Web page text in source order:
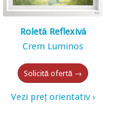
Roletă Reflexivă
Crem Luminos
Solicită ofertă →
Vezi preț orientativ ›